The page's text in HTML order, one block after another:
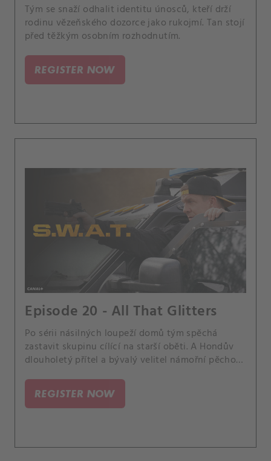
Tým se snaží odhalit identitu únosců, kteří drží
rodinu vězeňského dozorce jako rukojmí. Tan stojí
před těžkým osobním rozhodnutím.
REGISTER NOW
Episode 20 - All That Glitters
Po sérii násilných loupeží domů tým spěchá
zastavit skupinu cílící na starší oběti. A Hondův
dlouholetý přítel a bývalý velitel námořní pěchoty
se jeho dcera pohřešuje.
REGISTER NOW